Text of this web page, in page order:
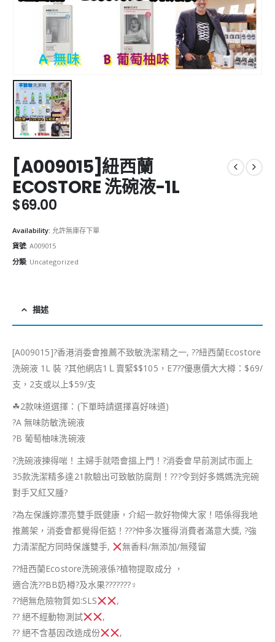
[A009015]紐西蘭
ECOSTORE 洗碗液-1L
$69.00
Availability: 允許無庫存下單
貨號: A009015
分類: Uncategorized
描述
[A009015]?香港消委會推薦不致敏洗潔精之一, ??紐西蘭Ecostore
洗碗液 1L 裝 ?其他網店1Ｌ賣緊$$105，E7??優惠價大大樽：$69/
支，2支或以上$59/支
☘2款味道選擇：(下單時請選擇喜好味道)
?A 無味防敏洗碗液
?B 葡萄柚味洗碗液
?洗碗液揀得啱！主婦手就唔會搵上門！?消委會早前測試市面上
35款洗潔精多達21款驗出可致敏防腐劑！???令到好多媽媽洗完碗
對手又紅又腫?
?為左保護妳漂亮雙手既健康，介紹一款好物俾大家！唔係得我地
推薦架，消委會都覺得佢掂！ ???仲多次獲得消費者滿意大獎,?強
力清潔配方同時保護雙手,
無香料/無添加/無殘留
??紐西蘭Ecostore洗碗液係?植物提取成分 ，
適合洗??BB奶樽?及水果???????♀
??絕無危險物質如:SLS
,
?? 絕不經動物測試
,
?? 絕不含基因改造成份
,